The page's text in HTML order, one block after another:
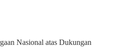
Nasional atas Dukungan